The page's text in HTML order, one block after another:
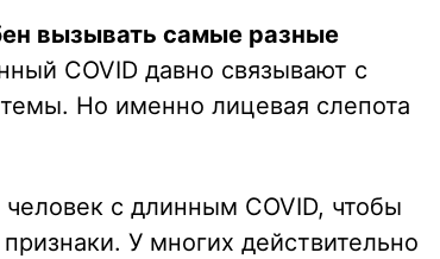
вызывать самые разные
COVID давно связывают с
Но именно лицевая слепота
с длинным COVID, чтобы
У многих действительно